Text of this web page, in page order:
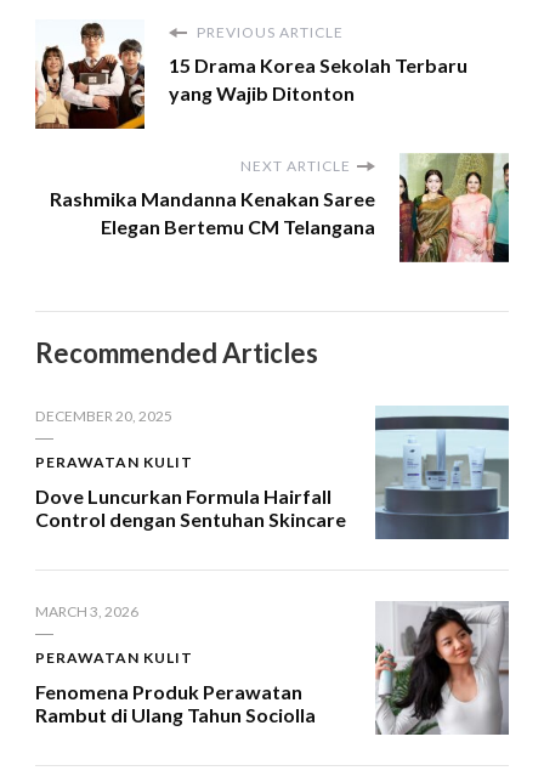
PREVIOUS ARTICLE
15 Drama Korea Sekolah Terbaru
yang Wajib Ditonton
NEXT ARTICLE
Rashmika Mandanna Kenakan Saree
Elegan Bertemu CM Telangana
Recommended Articles
DECEMBER 20, 2025
PERAWATAN KULIT
Dove Luncurkan Formula Hairfall
Control dengan Sentuhan Skincare
MARCH 3, 2026
PERAWATAN KULIT
Fenomena Produk Perawatan
Rambut di Ulang Tahun Sociolla